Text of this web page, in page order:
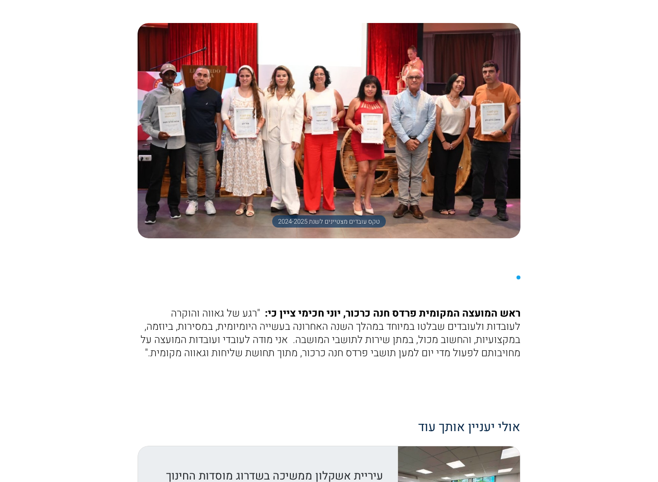
טקס עובדים מצטיינים לשנת 2024-2025
ראש המועצה המקומית פרדס חנה כרכור, יוני חכימי ציין כי: "רגע של גאווה והוקרה
לעובדות ולעובדים שבלטו במיוחד במהלך השנה האחרונה בעשייה היומיומית, במסירות, ביוזמה,
במקצועיות, והחשוב מכול, במתן שירות לתושבי המושבה. אני מודה לעובדי ועובדות המועצה על
מחויבותם לפעול מדי יום למען תושבי פרדס חנה כרכור, מתוך תחושת שליחות וגאווה מקומית."
אולי יעניין אותך עוד
עיריית אשקלון ממשיכה בשדרוג מוסדות החינוך